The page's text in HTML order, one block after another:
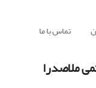
تماس با ما
ملاصدرا